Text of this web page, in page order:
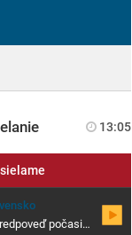
13:05
počasia s meteorológom SHMÚ